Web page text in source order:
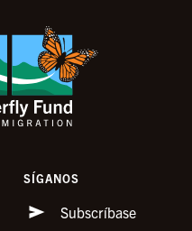
SÍGANOS
Subscríbase